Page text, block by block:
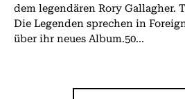
dem legendären Rory Gallagher. The Rolling Stones:
Die Legenden sprechen in
über ihr neues Album.50...